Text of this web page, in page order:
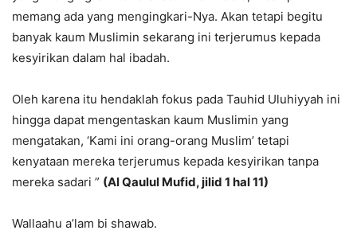
memang ada yang mengingkari-Nya. Akan tetapi begitu
banyak kaum Muslimin sekarang ini terjerumus kepada
kesyirikan dalam hal ibadah.
Oleh karena itu hendaklah fokus pada Tauhid Uluhiyyah ini
hingga dapat mengentaskan kaum Muslimin yang
mengatakan, ‘Kami ini orang-orang Muslim’ tetapi
kenyataan mereka terjerumus kepada kesyirikan tanpa
mereka sadari ” (Al Qaulul Mufid, jilid 1 hal 11)
Wallaahu a’lam bi shawab.